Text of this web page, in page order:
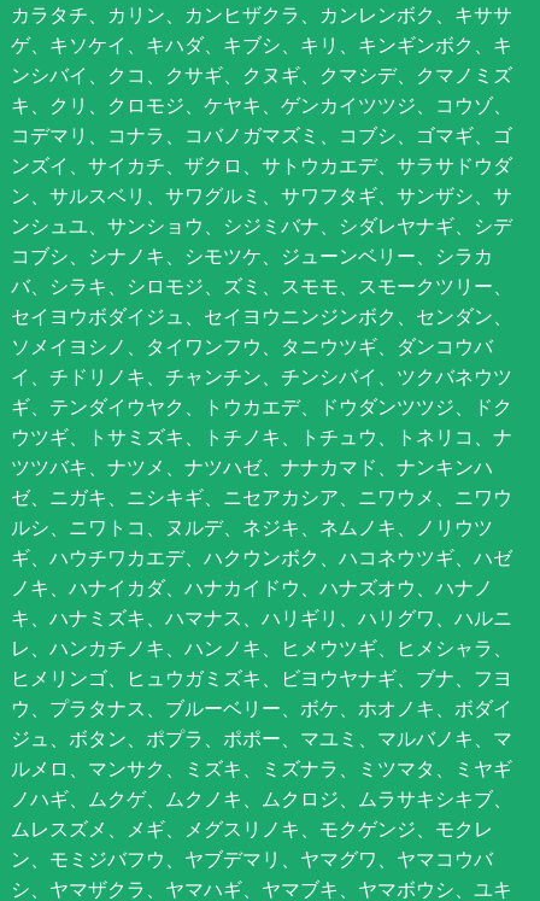
カラタチ、カリン、カンヒザクラ、カンレンボク、キササ
ゲ、キソケイ、キハダ、キブシ、キリ、キンギンボク、キ
ンシバイ、クコ、クサギ、クヌギ、クマシデ、クマノミズ
キ、クリ、クロモジ、ケヤキ、ゲンカイツツジ、コウゾ、
コデマリ、コナラ、コバノガマズミ、コブシ、ゴマギ、ゴ
ンズイ、サイカチ、ザクロ、サトウカエデ、サラサドウダ
ン、サルスベリ、サワグルミ、サワフタギ、サンザシ、サ
ンシュユ、サンショウ、シジミバナ、シダレヤナギ、シデ
コブシ、シナノキ、シモツケ、ジューンベリー、シラカ
バ、シラキ、シロモジ、ズミ、スモモ、スモークツリー、
セイヨウボダイジュ、セイヨウニンジンボク、センダン、
ソメイヨシノ、タイワンフウ、タニウツギ、ダンコウバ
イ、チドリノキ、チャンチン、チンシバイ、ツクバネウツ
ギ、テンダイウヤク、トウカエデ、ドウダンツツジ、ドク
ウツギ、トサミズキ、トチノキ、トチュウ、トネリコ、ナ
ツツバキ、ナツメ、ナツハゼ、ナナカマド、ナンキンハ
ゼ、ニガキ、ニシキギ、ニセアカシア、ニワウメ、ニワウ
ルシ、ニワトコ、ヌルデ、ネジキ、ネムノキ、ノリウツ
ギ、ハウチワカエデ、ハクウンボク、ハコネウツギ、ハゼ
ノキ、ハナイカダ、ハナカイドウ、ハナズオウ、ハナノ
キ、ハナミズキ、ハマナス、ハリギリ、ハリグワ、ハルニ
レ、ハンカチノキ、ハンノキ、ヒメウツギ、ヒメシャラ、
ヒメリンゴ、ヒュウガミズキ、ビヨウヤナギ、ブナ、フヨ
ウ、プラタナス、ブルーベリー、ボケ、ホオノキ、ボダイ
ジュ、ボタン、ポプラ、ポポー、マユミ、マルバノキ、マ
ルメロ、マンサク、ミズキ、ミズナラ、ミツマタ、ミヤギ
ノハギ、ムクゲ、ムクノキ、ムクロジ、ムラサキシキブ、
ムレスズメ、メギ、メグスリノキ、モクゲンジ、モクレ
ン、モミジバフウ、ヤブデマリ、ヤマグワ、ヤマコウバ
シ、ヤマザクラ、ヤマハギ、ヤマブキ、ヤマボウシ、ユキ